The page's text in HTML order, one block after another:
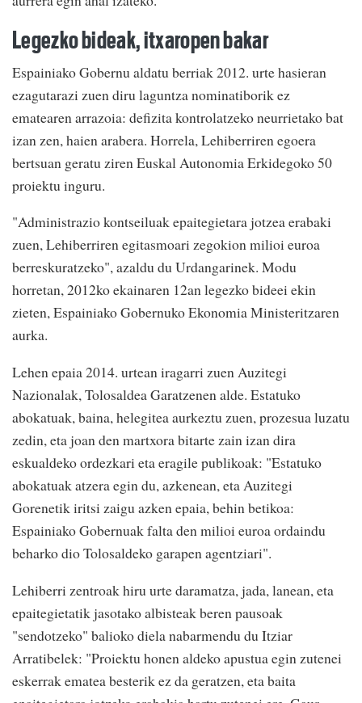
Legezko bideak, itxaropen bakar
Espainiako Gobernu aldatu berriak 2012. urte hasieran
ezagutarazi zuen diru laguntza nominatiborik ez
ematearen arrazoia: defizita kontrolatzeko neurrietako bat
izan zen, haien arabera. Horrela, Lehiberriren egoera
bertsuan geratu ziren Euskal Autonomia Erkidegoko 50
proiektu inguru.
"Administrazio kontseiluak epaitegietara jotzea erabaki
zuen, Lehiberriren egitasmoari zegokion milioi euroa
berreskuratzeko", azaldu du Urdangarinek. Modu
horretan, 2012ko ekainaren 12an legezko bideei ekin
zieten, Espainiako Gobernuko Ekonomia Ministeritzaren
aurka.
Lehen epaia 2014. urtean iragarri zuen Auzitegi
Nazionalak, Tolosaldea Garatzenen alde. Estatuko
abokatuak, baina, helegitea aurkeztu zuen, prozesua luzatu
zedin, eta joan den martxora bitarte zain izan dira
eskualdeko ordezkari eta eragile publikoak: "Estatuko
abokatuak atzera egin du, azkenean, eta Auzitegi
Gorenetik iritsi zaigu azken epaia, behin betikoa:
Espainiako Gobernuak falta den milioi euroa ordaindu
beharko dio Tolosaldeko garapen agentziari".
Lehiberri zentroak hiru urte daramatza, jada, lanean, eta
epaitegietatik jasotako albisteak beren pausoak
"sendotzeko" balioko diela nabarmendu du Itziar
Arratibelek: "Proiektu honen aldeko apustua egin zutenei
eskerrak ematea besterik ez da geratzen, eta baita